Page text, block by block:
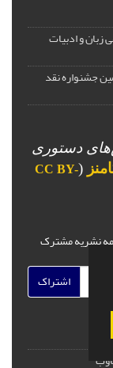
زبان و ادبیات
جشنواره نقد
دستوری
(
CC BY-
نشریه مشترک
اشتراک